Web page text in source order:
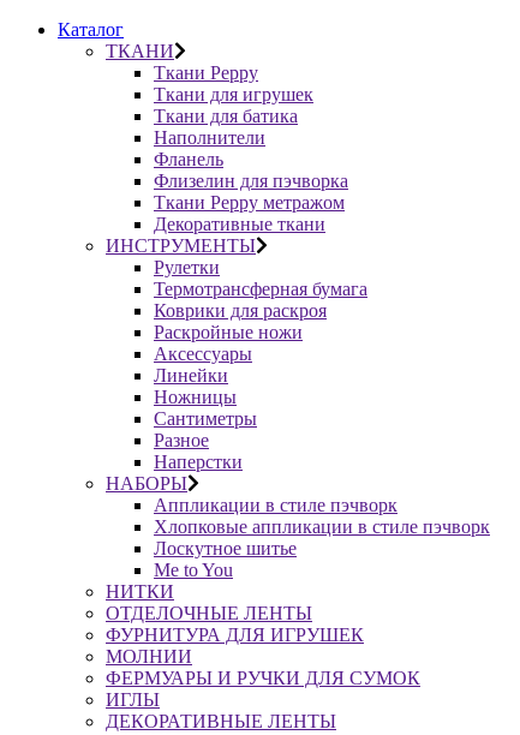
Каталог
ТКАНИ
Ткани Peppy
Ткани для игрушек
Ткани для батика
Наполнители
Фланель
Флизелин для пэчворка
Ткани Peppy метражом
Декоративные ткани
ИНСТРУМЕНТЫ
Рулетки
Термотрансферная бумага
Коврики для раскроя
Раскройные ножи
Аксессуары
Линейки
Ножницы
Сантиметры
Разное
Наперстки
НАБОРЫ
Аппликации в стиле пэчворк
Хлопковые аппликации в стиле пэчворк
Лоскутное шитье
Me to You
НИТКИ
ОТДЕЛОЧНЫЕ ЛЕНТЫ
ФУРНИТУРА ДЛЯ ИГРУШЕК
МОЛНИИ
ФЕРМУАРЫ И РУЧКИ ДЛЯ СУМОК
ИГЛЫ
ДЕКОРАТИВНЫЕ ЛЕНТЫ